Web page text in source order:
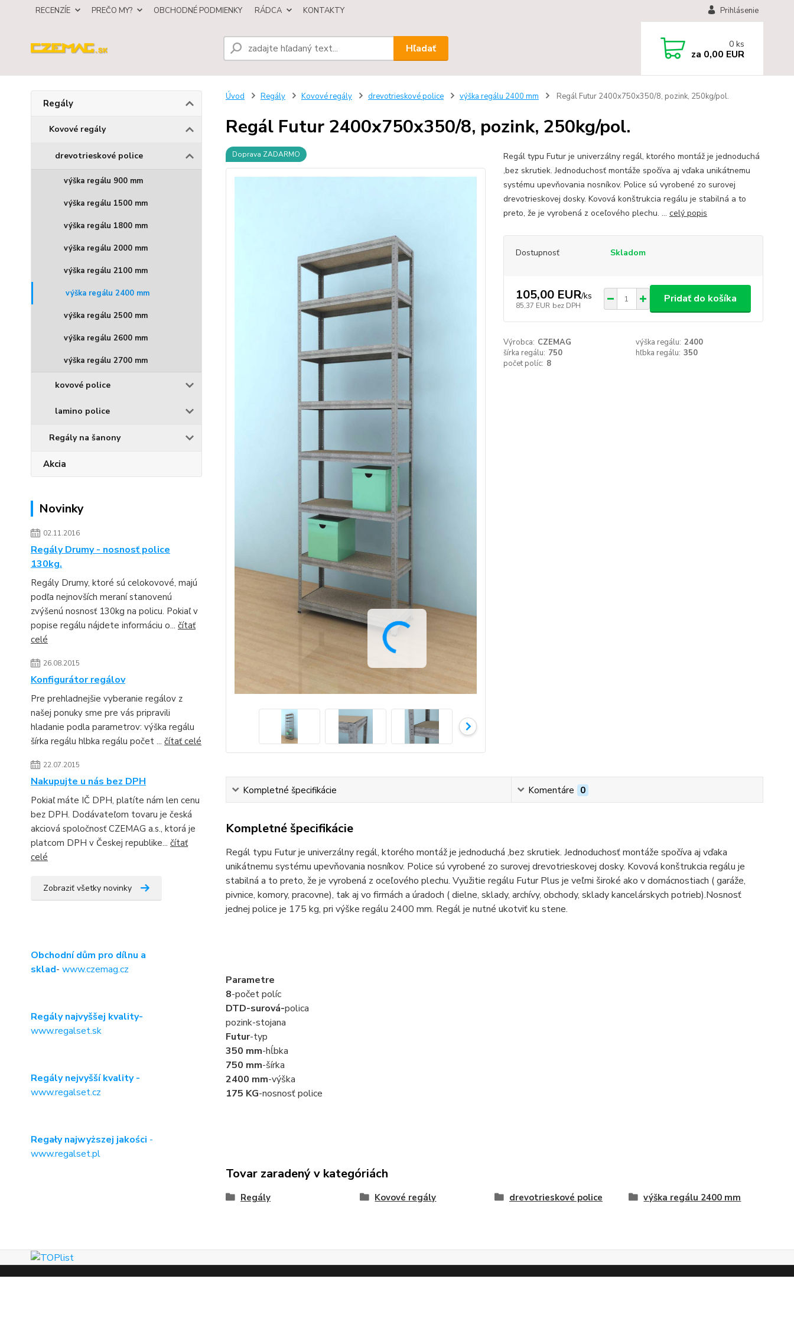
RECENZÍE PREČO MY? OBCHODNÉ PODMIENKY RÁDCA KONTAKTY Prihlásenie
Hľadať 0 ks
za 0,00 EUR
Regály
Kovové regály
drevotrieskové police
výška regálu 900 mm
výška regálu 1500 mm
výška regálu 1800 mm
výška regálu 2000 mm
výška regálu 2100 mm
výška regálu 2400 mm
výška regálu 2500 mm
výška regálu 2600 mm
výška regálu 2700 mm
kovové police
lamino police
Regály na šanony
Akcia
Novinky
02.11.2016
Regály Drumy - nosnosť police
130kg.
Regály Drumy, ktoré sú celokovové, majú
podľa nejnovších meraní stanovenú
zvýšenú nosnosť 130kg na policu. Pokiaľ v
popise regálu nájdete informáciu o... čítať
celé
26.08.2015
Konfigurátor regálov
Pre prehladnejšie vyberanie regálov z
našej ponuky sme pre vás pripravili
hladanie podla parametrov: výška regálu
šírka regálu hlbka regálu počet ... čítať celé
22.07.2015
Nakupujte u nás bez DPH
Pokiaľ máte IČ DPH, platíte nám len cenu
bez DPH. Dodávateľom tovaru je česká
akciová spoločnosť CZEMAG a.s., ktorá je
platcom DPH v Českej republike... čítať
celé
Zobraziť všetky novinky
Obchodní dům pro dílnu a
sklad- www.czemag.cz
Regály najvyššej kvality-
www.regalset.sk
Regály nejvyšší kvality -
www.regalset.cz
Regały najwyższej jakości -
www.regalset.pl
Úvod Regály Kovové regály drevotrieskové police výška regálu 2400 mm Regál Futur 2400x750x350/8, pozink, 250kg/pol.
Regál Futur 2400x750x350/8, pozink, 250kg/pol.
Doprava ZADARMO
Regál typu Futur je univerzálny regál, ktorého montáž je jednoduchá
,bez skrutiek. Jednoduchosť montáže spočíva aj vďaka unikátnemu
systému upevňovania nosníkov. Police sú vyrobené zo surovej
drevotrieskovej dosky. Kovová konštrukcia regálu je stabilná a to
preto, že je vyrobená z oceľového plechu. ... celý popis
Dostupnosť Skladom
105,00 EUR/ks
85,37 EUR bez DPH
Pridať do košíka
Výrobca: CZEMAG výška regálu: 2400
šírka regálu: 750 hľbka regálu: 350
počet políc: 8
Kompletné špecifikácie Komentáre 0
Kompletné špecifikácie
Regál typu Futur je univerzálny regál, ktorého montáž je jednoduchá ,bez skrutiek. Jednoduchosť montáže spočíva aj vďaka
unikátnemu systému upevňovania nosníkov. Police sú vyrobené zo surovej drevotrieskovej dosky. Kovová konštrukcia regálu je
stabilná a to preto, že je vyrobená z oceľového plechu. Využitie regálu Futur Plus je veľmi široké ako v domácnostiach ( garáže,
pivnice, komory, pracovne), tak aj vo firmách a úradoch ( dielne, sklady, archívy, obchody, sklady kancelárskych potrieb).Nosnosť
jednej police je 175 kg, pri výške regálu 2400 mm. Regál je nutné ukotviť ku stene.
Parametre
8-počet políc
DTD-surová-polica
pozink-stojana
Futur-typ
350 mm-hĺbka
750 mm-šírka
2400 mm-výška
175 KG-nosnosť police
Tovar zaradený v kategóriách
Regály Kovové regály drevotrieskové police výška regálu 2400 mm